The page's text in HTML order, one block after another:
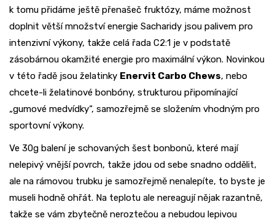
k tomu přidáme ještě přenašeč fruktózy, máme možnost
doplnit větší množství energie Sacharidy jsou palivem pro
intenzivní výkony, takže celá řada C2:1 je v podstatě
zásobárnou okamžité energie pro maximální výkon. Novinkou
v této řadě jsou želatinky Enervit Carbo Chews, nebo
chcete-li želatinové bonbóny, strukturou připomínající
„gumové medvídky“, samozřejmě se složením vhodným pro
sportovní výkony.
Ve 30g balení je schovaných šest bonbonů, které mají
nelepivý vnější povrch, takže jdou od sebe snadno oddělit,
ale na rámovou trubku je samozřejmě nenalepíte, to byste je
museli hodně ohřát. Na teplotu ale nereagují nějak razantně,
takže se vám zbytečně neroztečou a nebudou lepivou